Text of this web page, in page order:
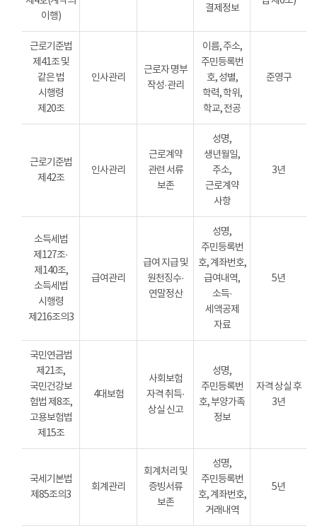
이행)
결제정보
근로기준법
제41조 및
같은 법
시행령
제20조
인사관리
근로자 명부
작성·관리
이름, 주소,
주민등록번
호, 성별,
학력, 학위,
학교, 전공
준영구
근로기준법
제42조
인사관리
근로계약
관련 서류
보존
성명,
생년월일,
주소,
근로계약
사항
3년
소득세법
제127조·
제140조,
소득세법
시행령
제216조의3
급여관리
급여 지급 및
원천징수·
연말정산
성명,
주민등록번
호, 계좌번호,
급여내역,
소득·
세액공제
자료
5년
국민연금법
제21조,
국민건강보
험법 제8조,
고용보험법
제15조
4대보험
사회보험
자격 취득·
상실 신고
성명,
주민등록번
호, 부양가족
정보
자격 상실 후
3년
국세기본법
제85조의3
회계관리
회계처리 및
증빙서류
보존
성명,
주민등록번
호, 계좌번호,
거래내역
5년